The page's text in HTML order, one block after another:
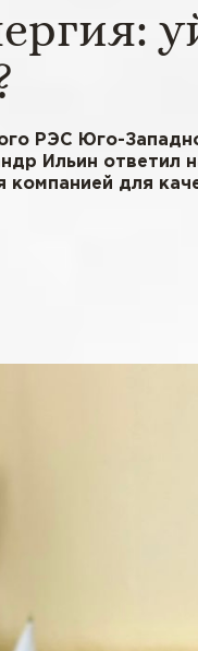
РЭС Юго-
Ильин ответил
компанией для